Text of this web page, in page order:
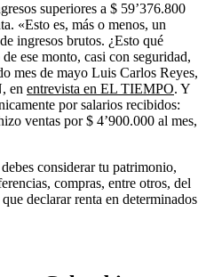
superiores a $ 59’376.800
«Esto es, más o menos, un
ingresos brutos. ¿Esto qué
ese monto, casi con seguridad,
mes de mayo Luis Carlos Reyes,
en entrevista en EL TIEMPO. Y
por salarios recibidos:
ventas por $ 4’900.000 al mes,
considerar tu patrimonio,
compras, entre otros, del
declarar renta en determinados